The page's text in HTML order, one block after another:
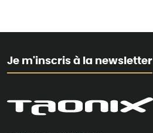
Je m'inscris à la newsletter